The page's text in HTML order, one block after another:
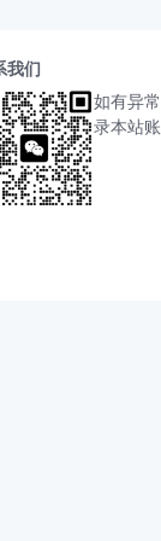
我们
如有异
录本站